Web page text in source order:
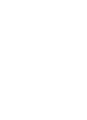
são aliados na
ao almoço,
também nas
vegetal para
Viver Bem e
por nossas